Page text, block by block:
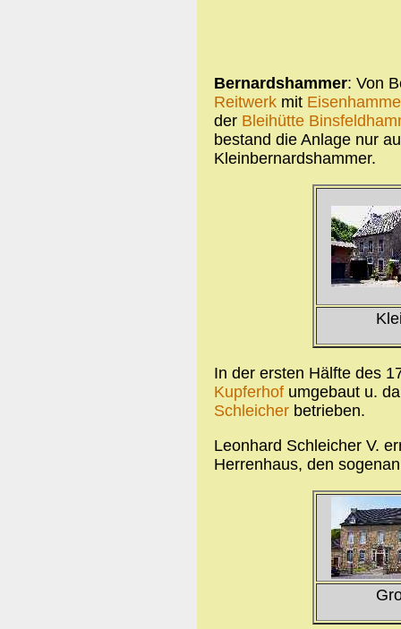
Bernardshammer: Von
Reitwerkmit
der Bleihütte
bestand die Anlage nur
Kleinbernardshammer.
In der ersten Hälfte des
Kupferhofumgebaut u.
Schleicherbetrieben.
Leonhard Schleicher V.
Herrenhaus, den